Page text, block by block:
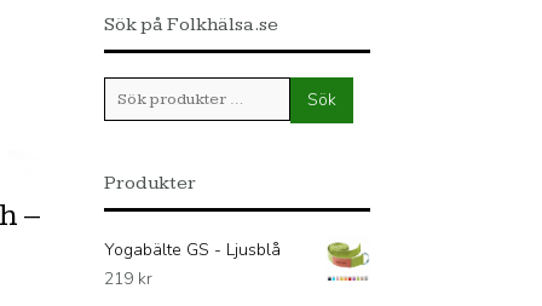
–
Sök på Folkhälsa.se
Sök
efter:
Sök
Produkter
Yogabälte GS - Ljusblå
219 kr